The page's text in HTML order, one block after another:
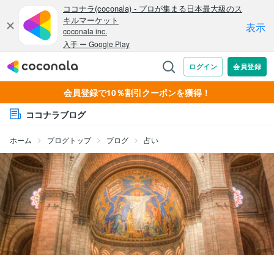
会員登録で10％割引クーポンを獲得！
ココナラブログ
ホーム ブログトップ ブログ 占い